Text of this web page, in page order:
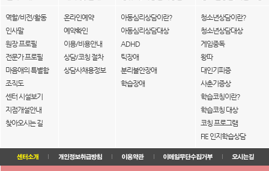
역할/비전/활동
인사말
원장 프로필
전문가 프로필
마음애의 특별함
조직도
센터 시설보기
지점개설안내
찾아오시는 길
온라인예약
예약확인
이용/비용안내
상담/코칭 절차
상담사채용정보
아동심리상담이란?
아동심리상담대상
ADHD
틱장애
분리불안장애
학습장애
청소년상담이란?
청소년상담대상
게임중독
왕따
대인기피증
사춘기증상
학습코칭이란?
학습코칭 대상
코칭 프로그램
FIE 인지학습상담